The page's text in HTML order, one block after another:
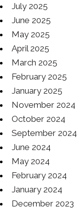
July 2025
June 2025
May 2025
April 2025
March 2025
February 2025
January 2025
November 2024
October 2024
September 2024
June 2024
May 2024
February 2024
January 2024
December 2023